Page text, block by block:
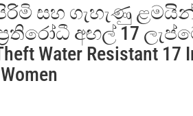
සහ ගැහැණු ළමයින්
අඟල් 17
Water Resistant 17